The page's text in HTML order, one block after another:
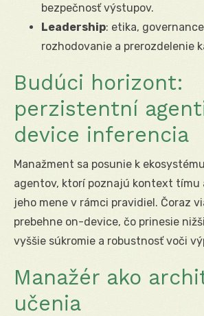
bezpečnosť výstupov.
Leadership: etika,
rozhodovanie a prerozdelenie
Budúci horizont:
perzistentní
device inferencia
Manažment sa posunie k
agentov, ktorí poznajú kontext tímu
jeho mene v rámci pravidiel. Čoraz
prebehne on-device, čo prinesie
vyššie súkromie a robustnosť voči
Manažér ako
učenia